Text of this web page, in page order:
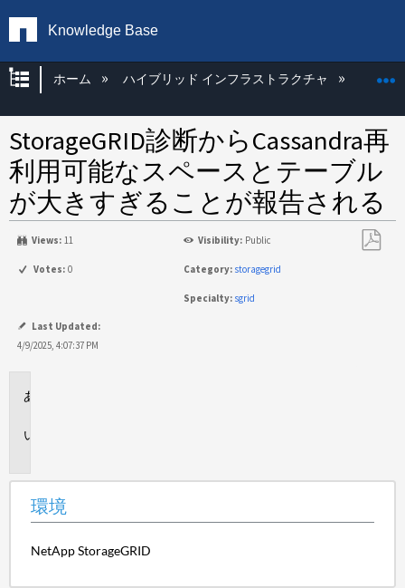
Knowledge Base
グローバル階層を展開/折りたたむ
ホーム ハイブリッド インフラストラクチャ
StorageGRID診断からCassandra再
利用可能なスペースとテーブル
が大きすぎることが報告される
Views: 11 Visibility: Public
Votes: 0 Category: storagegrid
Specialty: sgrid
Last Updated:
4/9/2025, 4:07:37 PM
環境
NetApp StorageGRID